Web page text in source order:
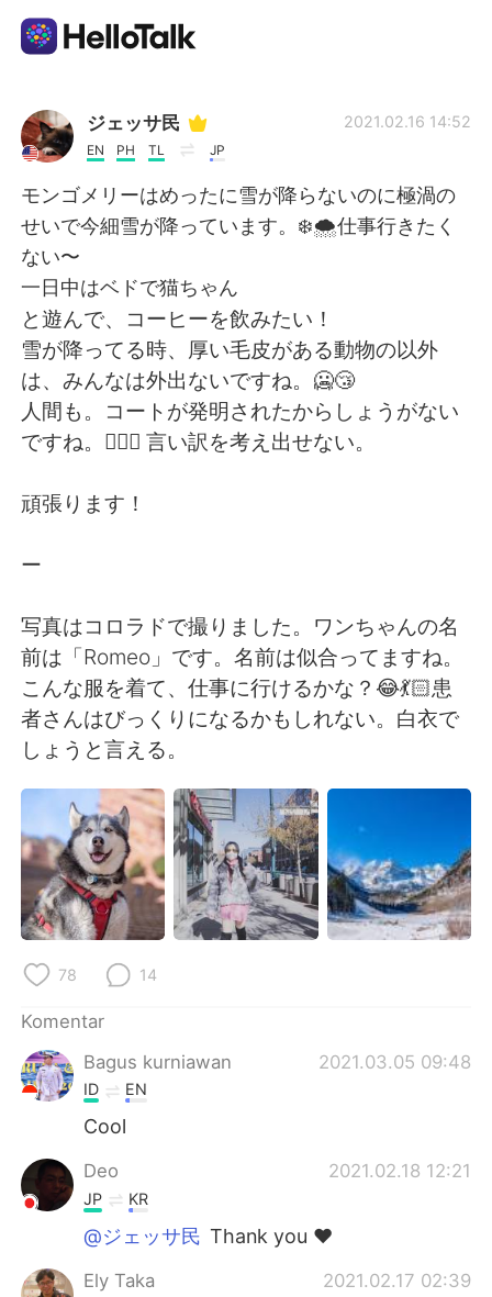
Aplikasi Pertukaran Bahasa
AI Grammar Checker
Indonesia
English 简体中文
繁體中文 Español
العربية Français
Deutsch
Türkçe Tiếng Việt
Português
ジェッサ民
EN PH TL JP
2021.02.16 14:52
モンゴメリーはめったに雪が降らないのに極渦の
せいで今細雪が降っています。❄️🌨仕事行きたく
ない〜
一日中はベドで猫ちゃん
と遊んで、コーヒーを飲みたい！
雪が降ってる時、厚い毛皮がある動物の以外
は、みんなは外出ないですね。🥶😴
人間も。コートが発明されたからしょうがない
ですね。🤷🏻‍♀️ 言い訳を考え出せない。
頑張ります！
ー
写真はコロラドで撮りました。ワンちゃんの名
前は「Romeo」です。名前は似合ってますね。
こんな服を着て、仕事に行けるかな？😂💃🏻患
者さんはびっくりになるかもしれない。白衣で
しょうと言える。
78 14
Komentar
Bagus kurniawan
2021.03.05 09:48
ID EN
Cool
Deo 2021.02.18 12:21
JP KR
@ジェッサ民 Thank you ❤️
Ely Taka 2021.02.17 02:39